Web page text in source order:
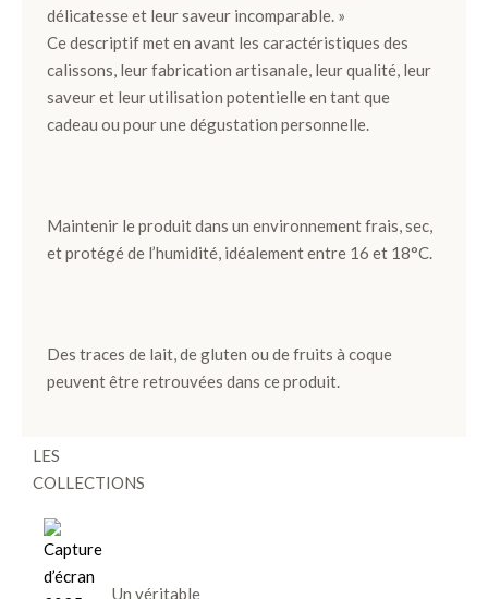
Chocolat
Noir
Chocolat
Noir et
Artisanales
LES
COLLECTIONS
délicatesse et leur saveur incomparable. »
Ce descriptif met en avant les caractéristiques des
calissons, leur fabrication artisanale, leur qualité, leur
saveur et leur utilisation potentielle en tant que
cadeau ou pour une dégustation personnelle.
Maintenir le produit dans un environnement frais, sec,
et protégé de l’humidité, idéalement entre 16 et 18°C.
Des traces de lait, de gluten ou de fruits à coque
peuvent être retrouvées dans ce produit.
Un véritable